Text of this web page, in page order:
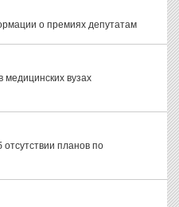
о премиях депутатам
вузах
отсутствии планов по